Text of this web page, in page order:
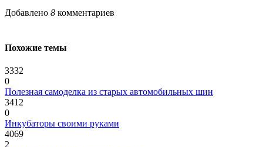
Добавлено 8 комментариев
Похожие темы
3332
0
Полезная самоделка из старых автомобильных шин
3412
0
Инкубаторы своими руками
4069
2